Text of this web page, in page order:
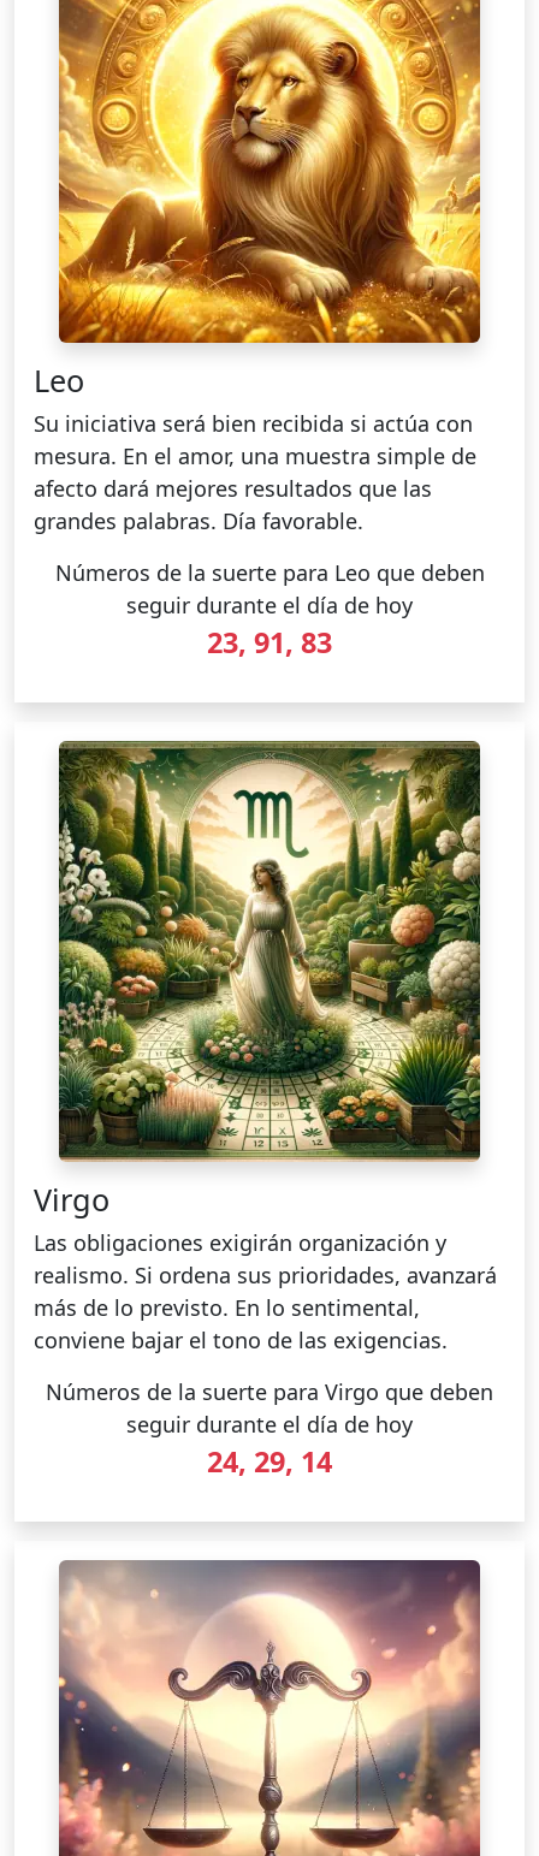
Leo
Su iniciativa será bien recibida si actúa con
mesura. En el amor, una muestra simple de
afecto dará mejores resultados que las
grandes palabras. Día favorable.
Números de la suerte para Leo que deben
seguir durante el día de hoy
23, 91, 83
Virgo
Las obligaciones exigirán organización y
realismo. Si ordena sus prioridades, avanzará
más de lo previsto. En lo sentimental,
conviene bajar el tono de las exigencias.
Números de la suerte para Virgo que deben
seguir durante el día de hoy
24, 29, 14